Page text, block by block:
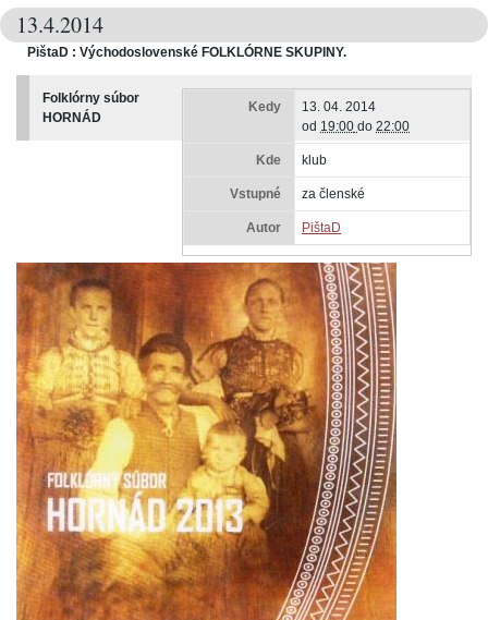
13.4.2014
PištaD : Východoslovenské FOLKLÓRNE SKUPINY.
Kedy
13. 04. 2014
od 19:00 do 22:00
Kde klub
Vstupné za členské
Autor PištaD
Folklórny súbor
HORNÁD